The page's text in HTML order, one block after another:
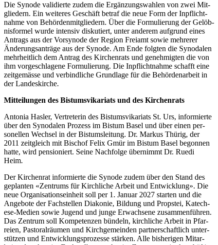
Die Syn­ode vali­dierte zudem die Ergänzungswahlen von zwei Mit­
gliedern. Ein weit­eres Geschäft betraf die neue Form der Inpflicht­
nahme von Behör­den­mit­gliedern. Über die For­mulierung der Gelöb­
n­is­formel wurde inten­siv disku­tiert, unter anderem auf­grund eines
Antrags aus der Vorsyn­ode der Region Freiamt sowie mehrerer
Änderungsanträge aus der Syn­ode. Am Ende fol­gten die Syn­odalen
mehrheitlich dem Antrag des Kirchen­rats und genehmigten die von
ihm vorgeschla­gene For­mulierung. Die Inpflicht­nahme schafft eine
zeit­gemässe und verbindliche Grund­lage für die Behör­denar­beit in
der Lan­deskirche.
Mit­teilun­gen des Bis­tumsvikari­ats und des Kirchen­rats
Anto­nia Hasler, Vertreterin des Bis­tumsvikari­ats St. Urs, informierte
über den Syn­odalen Prozess im Bis­tum Basel und über einen per­
son­ellen Wech­sel in der Bis­tum­sleitung. Dr. Markus Thürig, der
2011 zeit­gle­ich mit Bischof Felix Gmür im Bis­tum Basel begonnen
hat­te, wird pen­sion­iert. Seine Nach­folge übern­immt Dr. Rue­di
Heim.
Der Kirchen­rat informierte die Syn­ode zudem über den Stand des
geplanten «Zen­trums für Kirch­liche Arbeit und Entwick­lung». Die
neue Organ­i­sa­tion­sein­heit soll per 1. Jan­u­ar 2027 starten und die
Ange­bote der Fach­stellen Diakonie, Bil­dung und Prop­stei, Kat­e­ch­
ese-Medi­en sowie Jugend und junge Erwach­sene zusam­men­führen.
Das Zen­trum soll Kom­pe­ten­zen bün­deln, kirch­liche Arbeit in Pfar­
reien, Pas­toral­räu­men und Kirchge­mein­den part­ner­schaftlich unter­
stützen und Entwick­lung­sprozesse stärken. Alle bish­eri­gen Mitar­